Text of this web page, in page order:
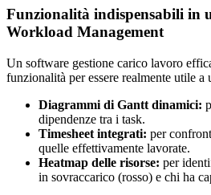
Funzionalità indispensabili in
Workload Management
Un software gestione carico lavoro
funzionalità per essere realmente utile
Diagrammi di Gantt dinamici:
dipendenze tra i task.
Timesheet integrati: per
quelle effettivamente lavorate.
Heatmap delle risorse: per
in sovraccarico (rosso) e chi ha